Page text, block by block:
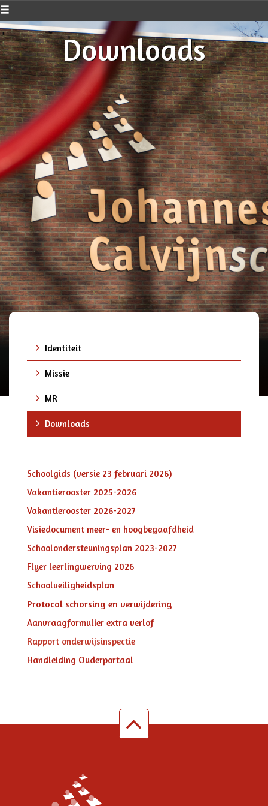
Downloads
Identiteit
Missie
MR
Downloads
Schoolgids (versie 23 februari 2026)
Vakantierooster 2025-2026
Vakantierooster 2026-2027
Visiedocument meer- en hoogbegaafdheid
Schoolondersteuningsplan 2023-2027
Flyer leerlingwerving 2026
Schoolveiligheidsplan
Protocol schorsing en verwijdering
Aanvraagformulier extra verlof
Rapport onderwijsinspectie
Handleiding Ouderportaal